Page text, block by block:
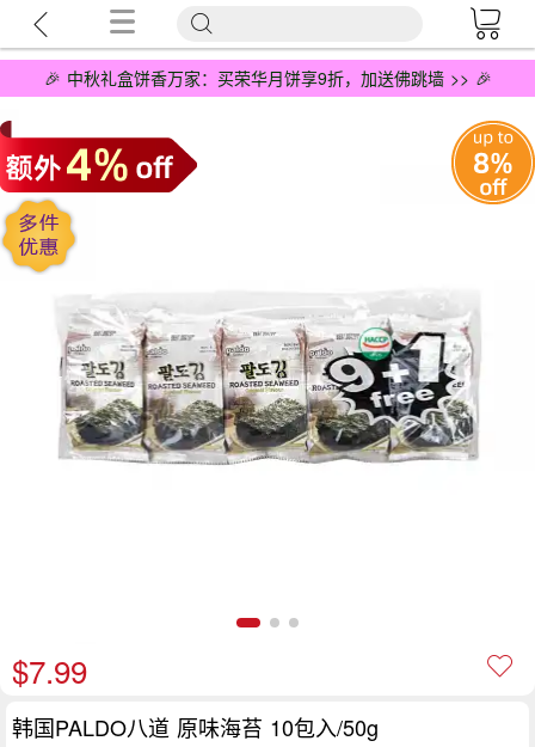
🎉 中秋礼盒饼香万家：买荣华月饼享9折，加送佛跳墙 >> 🎉
$7.99
韩国PALDO八道 原味海苔 10包入/50g